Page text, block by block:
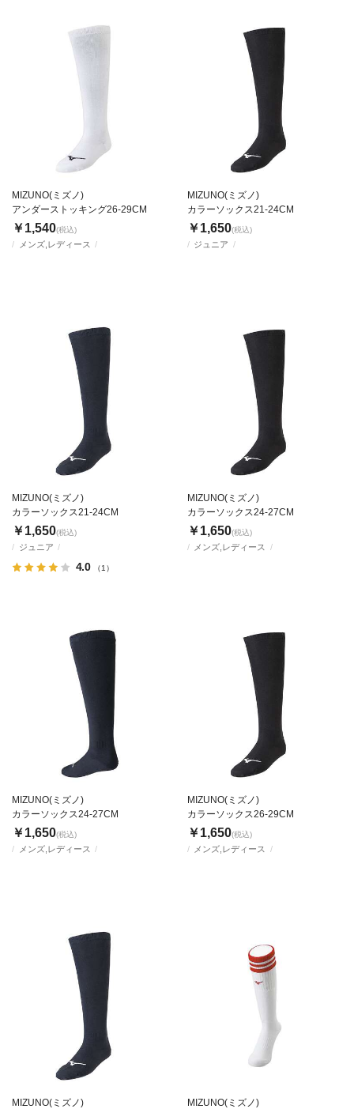
メンズ,レディース
MIZUNO(ミズノ)
アンダーストッキング26-29CM
￥1,540(税込)
ジュニア
MIZUNO(ミズノ)
カラーソックス21-24CM
￥1,650(税込)
ジュニア
4.0 （1）
MIZUNO(ミズノ)
カラーソックス21-24CM
￥1,650(税込)
メンズ,レディース
MIZUNO(ミズノ)
カラーソックス24-27CM
￥1,650(税込)
メンズ,レディース
MIZUNO(ミズノ)
カラーソックス24-27CM
￥1,650(税込)
メンズ,レディース
MIZUNO(ミズノ)
カラーソックス26-29CM
￥1,650(税込)
MIZUNO(ミズノ)
MIZUNO(ミズノ)